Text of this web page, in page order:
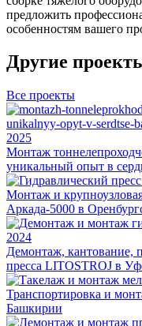
предложить
особенностям вашего
Другие
Все проекты
2025
Монтаж
уникальный опыт в
Монтаж и
Аркада-5000 в
2024
Демонтаж, кантование,
пресса LITOSTROJ в
Транспортировка и
Башкирии